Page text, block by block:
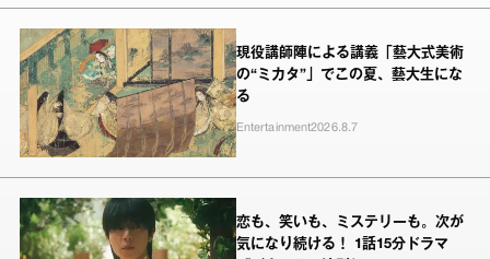
現役講師陣による講義「藝大式美術
の“ミカタ”」でこの夏、藝大生にな
る
Entertainment2026.8.7
恋も、笑いも、ミステリーも。次が
気になり続ける！ 1話15分ドラマ